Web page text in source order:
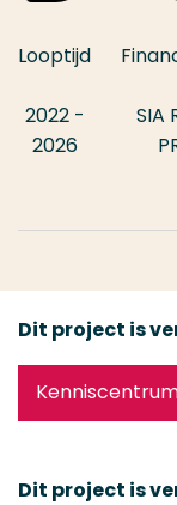
Looptijd
2022 -
2026
SIA
Dit project is
Dit project is